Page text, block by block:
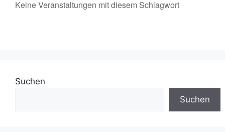
Keine Veranstaltungen mit diesem Schlagwort
Suchen
Suchen